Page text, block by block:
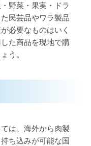
野菜・果実・ドラ
民芸品やワラ製品
必要なものはいく
た商品を現地で購
う。
は、海外から肉製
ち込みが可能な国